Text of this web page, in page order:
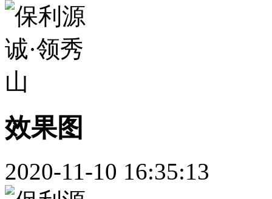
效果图
2020-11-10 16:35:13